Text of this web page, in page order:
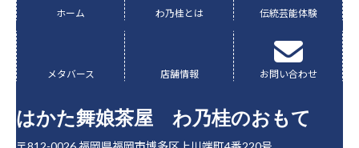
ホーム
ー
プ
リ
ン
ク
わ乃桂とは
ー
プ
リ
ン
ク
伝統芸能体験
ー
プ
リ
ン
ク
メタバース
グ
ル
ー
プ
ン
店舗情報
グ
ル
ー
プ
ン
お問い合わせ
はかた舞娘茶屋 わ乃桂のおもて